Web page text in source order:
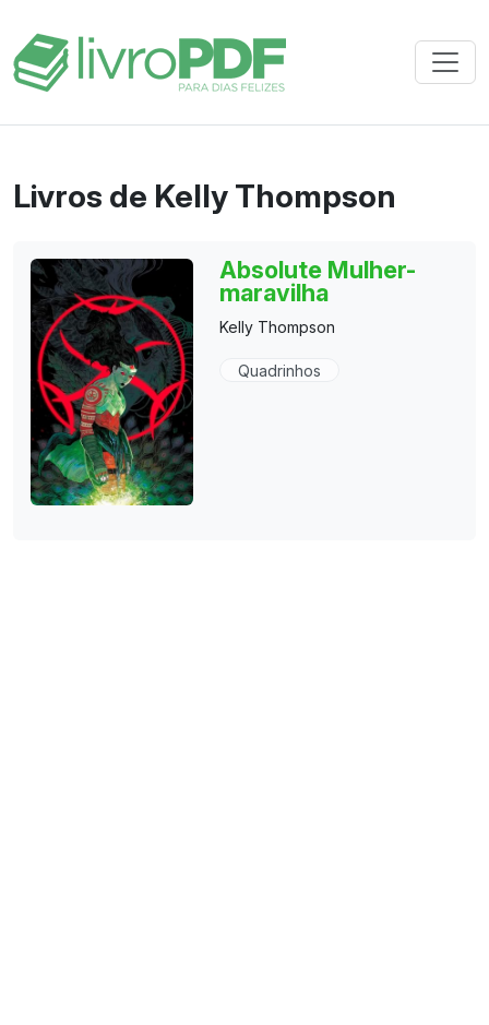
Livros de Kelly Thompson
Absolute Mulher-
maravilha
Kelly Thompson
Quadrinhos